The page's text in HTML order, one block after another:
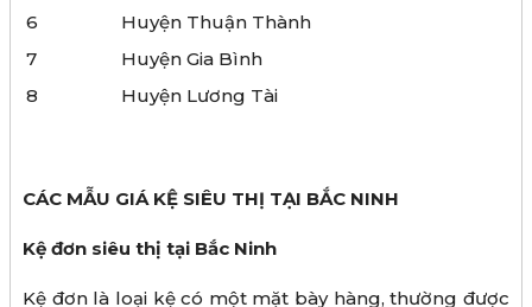
6
Huyện Thuận Thành
7
Huyện Gia Bình
8
Huyện Lương Tài
CÁC MẪU GIÁ KỆ SIÊU THỊ TẠI BẮC NINH
Kệ đơn siêu thị tại Bắc Ninh
Kệ đơn là loại kệ có một mặt bày hàng, thường được